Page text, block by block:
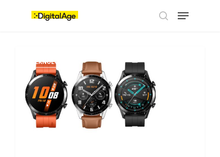
Menu
TEKNOLOJI